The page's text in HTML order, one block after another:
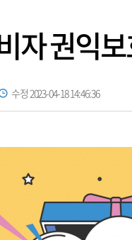
권익보
수정 2023-04-18 14:46:36